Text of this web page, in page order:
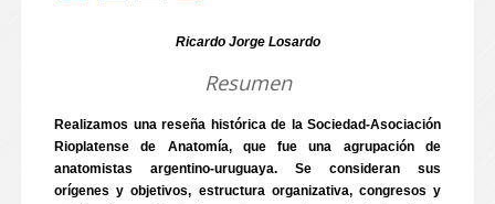
Ricardo Jorge Losardo
Resumen
Realizamos una reseña histórica de la Sociedad-Asociación
Rioplatense de Anatomía, que fue una agrupación de
anatomistas argentino-uruguaya. Se consideran sus
orígenes y objetivos, estructura organizativa, congresos y